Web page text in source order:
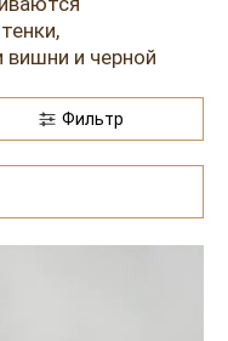
и черной
Фильтр